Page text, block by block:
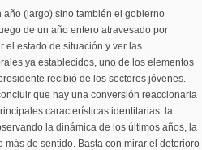
año (largo) sino también el gobierno
de un año entero atravesado por
el estado de situación y ver las
ya establecidos, uno de los elementos
recibió de los sectores jóvenes.
que hay una conversión reaccionaria
características identitarias: la
la dinámica de los últimos años, la
de sentido. Basta con mirar el deterioro